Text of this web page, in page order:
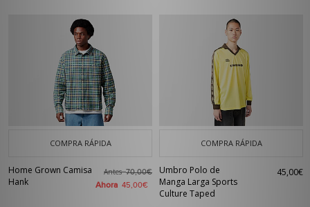
COMPRA RÁPIDA
Home Grown Camisa
Hank
Antes70,00€
Ahora 45,00€
COMPRA RÁPIDA
Umbro Polo de
Manga Larga Sports
Culture Taped
45,00€